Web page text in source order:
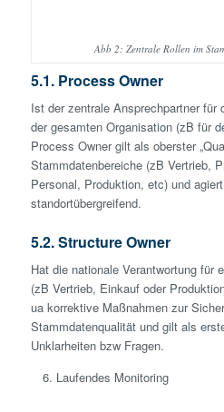
Abb 2: Zentrale Rollen im
5.1. Process Owner
Ist der zentrale Ansprechp­artner für
der gesamten Organisation (zB für
Process Owner gilt als oberster
Stammdatenbereiche (zB Vertrieb,
Personal, Produktion, etc) und
standortübergreifend.
5.2. Structure Owner
Hat die nationale Verantwortung für
(zB Vertrieb, Einkauf oder
ua korrektive Maßnahmen zur
Stammdatenqualität und gilt als
Unklarheiten bzw Fragen.
Laufendes Monitoring